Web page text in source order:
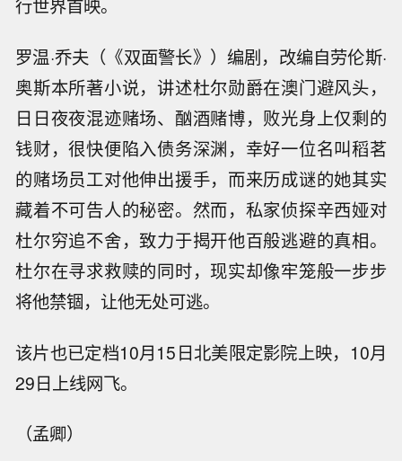
行世界首映。
罗温·乔夫（《双面警长》）编剧，改编自劳伦斯·
奥斯本所著小说，讲述杜尔勋爵在澳门避风头，
日日夜夜混迹赌场、酗酒赌博，败光身上仅剩的
钱财，很快便陷入债务深渊，幸好一位名叫稻茗
的赌场员工对他伸出援手，而来历成谜的她其实
藏着不可告人的秘密。然而，私家侦探辛西娅对
杜尔穷追不舍，致力于揭开他百般逃避的真相。
杜尔在寻求救赎的同时，现实却像牢笼般一步步
将他禁锢，让他无处可逃。
该片也已定档10月15日北美限定影院上映，10月
29日上线网飞。
（孟卿）